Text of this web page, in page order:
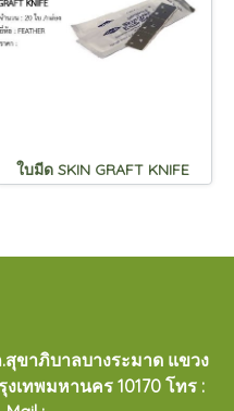
ใบมีด SKIN GRAFT KNIFE
สุขาภิบาลบางระมาด แขวง
เทพมหานคร 10170 โทร :